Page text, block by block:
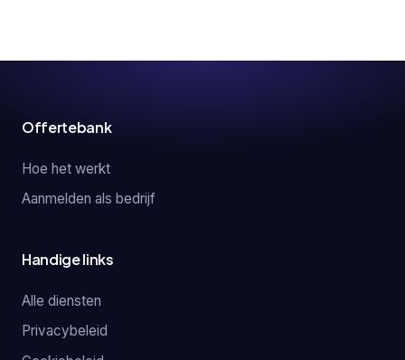
Offertebank
Hoe het werkt
Aanmelden als bedrijf
Handige links
Alle diensten
Privacybeleid